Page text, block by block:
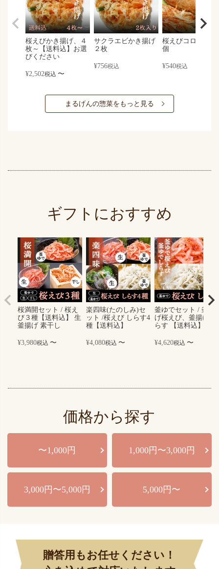
桜えびかき揚げ、４
枚～【送料込】お選
びください
¥2,502税込 〜
サクラエビかき揚げ
２枚
¥756税込
桜えびコロッケ×
個
¥540税込
まるげんの惣菜をもっと見る
ギフトにおすすめ
桜満開セット / 桜え
び３種【送料込】 生
釜揚げ 素干し
¥3,980税込 〜
楽四味(たのしみ)セ
ット /桜えび しらす4
種【送料込】
¥4,080税込 〜
釜ゆでセット / 釜揚
げ桜えび、釜揚げし
らす 【送料込】
¥4,620税込 〜
価格から探す
〜1,000円 1,000円〜3,000円
3,000円〜5,000円 5,000円〜
贈答用もお任せください！